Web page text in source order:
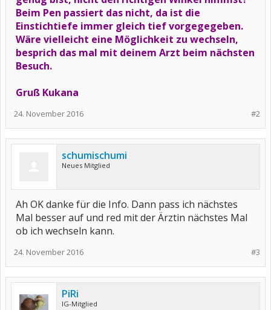
Beim Pen passiert das nicht, da ist die
Einstichtiefe immer gleich tief vorgegegeben.
Wäre vielleicht eine Möglichkeit zu wechseln,
besprich das mal mit deinem Arzt beim nächsten
Besuch.
Gruß Kukana
#2
24. November 2016
schumischumi
Neues Mitglied
Ah OK danke für die Info. Dann pass ich nächstes
Mal besser auf und red mit der Ärztin nächstes Mal
ob ich wechseln kann.
#3
24. November 2016
PiRi
IG-Mitglied